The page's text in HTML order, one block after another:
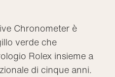
Chronometer è
verde che
Rolex insieme a
di cinque anni.